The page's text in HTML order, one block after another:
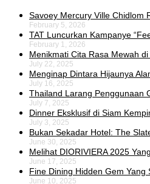
Savoey Mercury Ville Chidlom
February 5, 2026
TAT Luncurkan Kampanye
February 1, 2026
Menikmati Cita Rasa Mewah
July 22, 2025
Menginap Dintara Hijaunya
July 16, 2025
Thailand Larang Penggunaan
July 7, 2025
Dinner Eksklusif di Siam
July 3, 2025
Bukan Sekadar Hotel: The
June 30, 2025
Melihat DIORIVIERA 2025
June 17, 2025
Fine Dining Hidden Gem Yang
June 10, 2025